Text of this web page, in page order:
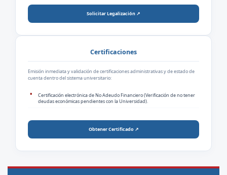
Solicitar Legalización ↗
Certificaciones
Emisión inmediata y validación de certificaciones administrativas y de estado de
cuenta dentro del sistema universitario:
Certificación electrónica de No Adeudo Financiero (Verificación de no tener
deudas económicas pendientes con la Universidad).
Obtener Certificado ↗